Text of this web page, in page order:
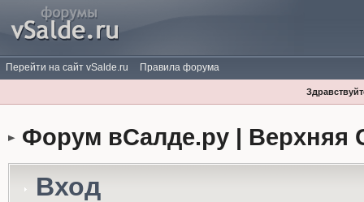
Перейти на сайт vSalde.ru Правила форума
Форум вСалде.ру | Верхняя
Вход